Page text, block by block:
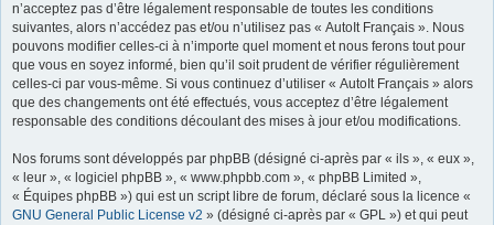
n’acceptez pas d’être légalement responsable de toutes les conditions
suivantes, alors n’accédez pas et/ou n’utilisez pas « AutoIt Français ». Nous
pouvons modifier celles-ci à n’importe quel moment et nous ferons tout pour
que vous en soyez informé, bien qu’il soit prudent de vérifier régulièrement
celles-ci par vous-même. Si vous continuez d’utiliser « AutoIt Français » alors
que des changements ont été effectués, vous acceptez d’être légalement
responsable des conditions découlant des mises à jour et/ou modifications.
Nos forums sont développés par phpBB (désigné ci-après par « ils », « eux »,
« leur », « logiciel phpBB », « www.phpbb.com », « phpBB Limited »,
« Équipes phpBB ») qui est un script libre de forum, déclaré sous la licence «
GNU General Public License v2 » (désigné ci-après par « GPL ») et qui peut